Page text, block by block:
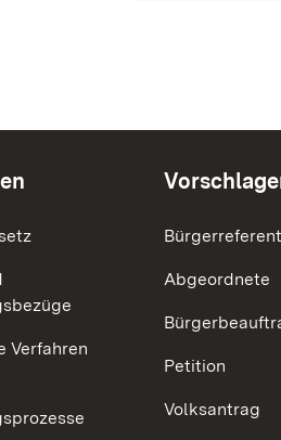
Verfahren
Abgeordnete
Petition
Volksantrag